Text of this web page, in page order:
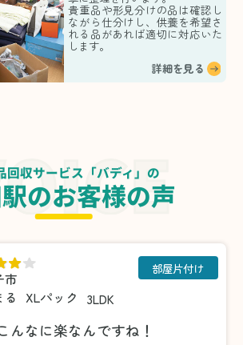
貴重品や形見分けの品は確認し
ながら仕分けし、供養を希望さ
れる品があれば適切に対応いた
します。
詳細を見る
回収サービス「バディ」の
のお客様の声
市
る
XLパック 3LDK
部屋片付け
んなに楽なんですね！